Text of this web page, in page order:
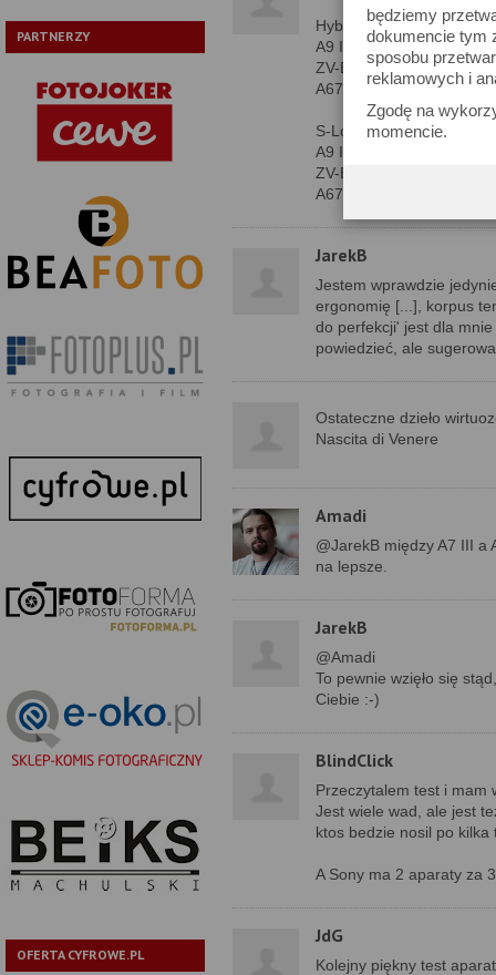
będziemy
dokumencie tym
sposobu
reklamowych i
Zgodę na
momencie.
PARTNERZY
OFERTA CYFROWE.PL
Hybrid Log Gamma:
A9 III [ISO 250]: 11.3
ZV-E1 [ISO 80]: 13.0
A6700 [ISO 100]: 13.0
S-Log3
A9 III [ISO 500]: 10.3
ZV-E1 [ISO 640]: 13.0
A6700 [ISO 800]: 12.6
JarekB
Jestem wprawdzie
ergonomię [...], korpus
do perfekcji' jest dla
powiedzieć, ale
Ostateczne dzieło
Nascita di Venere
Amadi
@JarekB między A7 III a
na lepsze.
JarekB
@Amadi
To pewnie wzięło się
Ciebie :-)
BlindClick
Przeczytalem test i mam
Jest wiele wad, ale jest
ktos bedzie nosil po kilka
A Sony ma 2 aparaty za
JdG
Kolejny piękny test